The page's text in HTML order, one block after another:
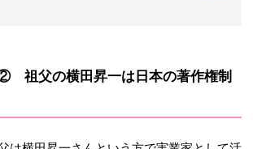
祖父の横田昇一は日本の著作権制